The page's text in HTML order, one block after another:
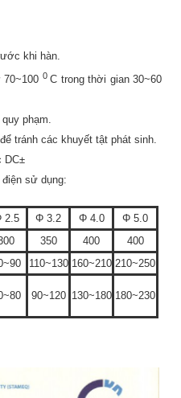
khi hàn.
70~100 0C trong thời gian 30~60
phạm.
tránh các khuyết tật phát sinh.
DC±
sử dụng:
2.5 Φ 3.2 Φ 4.0
Φ 5.0
350 400 400
110~130 160~210 210~250
90~120 130~180 180~230